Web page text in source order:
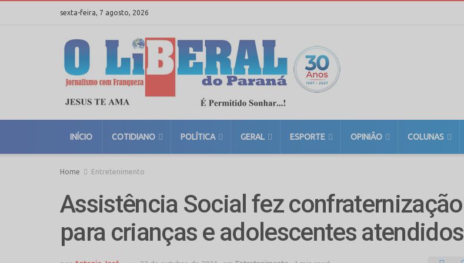
sexta-feira, 7 agosto, 2026
INÍCIO COTIDIANO POLÍTICA GERAL ESPORTE OPINIÃO COLUNAS
Home Entretenimento
Assistência Social fez confraternização
para crianças e adolescentes atendidos